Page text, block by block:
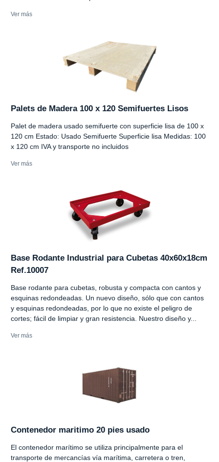
Ver más
Palets de Madera 100 x 120 Semifuertes Lisos
Palet de madera usado semifuerte con superficie lisa de 100 x
120 cm Estado: Usado Semifuerte Superficie lisa Medidas: 100
x 120 cm IVA y transporte no incluidos
Ver más
Base Rodante Industrial para Cubetas 40x60x18cm
Ref.10007
Base rodante para cubetas, robusta y compacta con cantos y
esquinas redondeadas. Un nuevo diseño, sólo que con cantos
y esquinas redondeadas, por lo que no existe el peligro de
cortes; fácil de limpiar y gran resistencia. Nuestro diseño y...
Ver más
Contenedor maritimo 20 pies usado
El contenedor marítimo se utiliza principalmente para el
transporte de mercancías vía marítima, carretera o tren,